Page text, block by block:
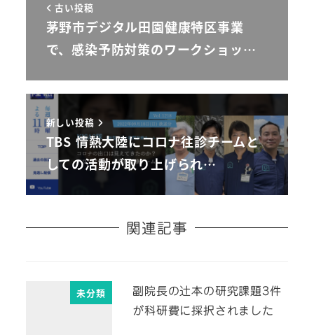
古い投稿
茅野市デジタル田園健康特区事業
で、感染予防対策のワークショッ…
新しい投稿
TBS 情熱大陸にコロナ往診チームと
しての活動が取り上げられ…
関連記事
未分類
副院長の辻本の研究課題3件
が科研費に採択されました